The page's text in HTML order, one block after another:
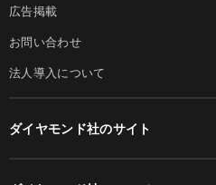
広告掲載
お問い合わせ
法人導入について
ダイヤモンド社のサイト